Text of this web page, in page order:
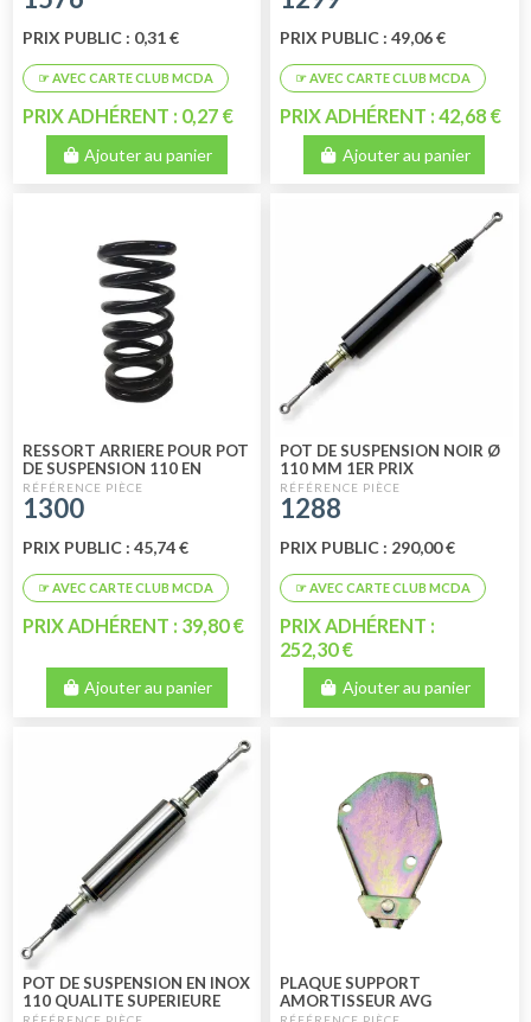
PRIX PUBLIC : 0,31 €
PRIX ADHÉRENT : 0,27 €
Ajouter au panier
PRIX PUBLIC : 49,06 €
PRIX ADHÉRENT : 42,68 €
Ajouter au panier
RESSORT ARRIERE POUR POT
DE SUSPENSION 110 EN
EPOXY
1300
PRIX PUBLIC : 45,74 €
PRIX ADHÉRENT : 39,80 €
Ajouter au panier
POT DE SUSPENSION NOIR Ø
110 MM 1ER PRIX
1288
PRIX PUBLIC : 290,00 €
PRIX ADHÉRENT :
252,30 €
Ajouter au panier
POT DE SUSPENSION EN INOX
110 QUALITE SUPERIEURE
PLAQUE SUPPORT
AMORTISSEUR AVG